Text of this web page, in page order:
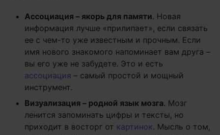
Ассоциация – якорь для памяти. Новая
информация лучше «прилипает», если связать
ее с чем-то уже известным и прочным. Если
имя нового знакомого напоминает вам друга –
вы его уже не забудете. Это и есть
ассоциация – самый простой и мощный
инструмент.
Визуализация – родной язык мозга. Мозг
ленится запоминать цифры и тексты, но
приходит в восторг от картинок. Мысль о том,